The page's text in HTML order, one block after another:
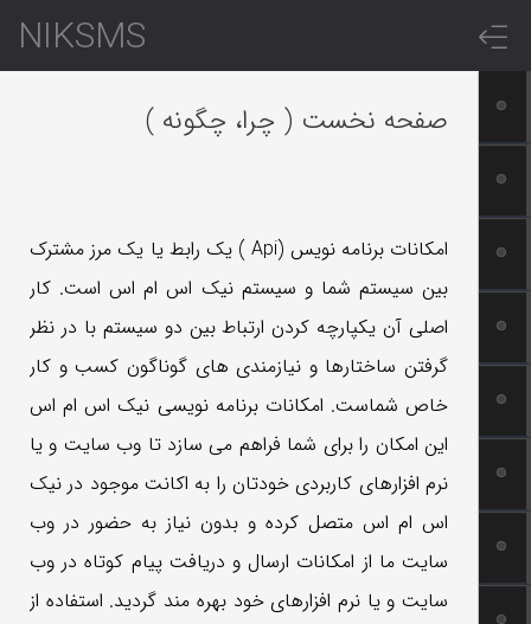
NIKSMS
صفحه نخست ( چرا، چگونه )
امکانات برنامه نویس (Api ) یک رابط یا یک مرز مشترک
بین سیستم شما و سیستم نیک اس ام اس است. کار
اصلی آن یکپارچه کردن ارتباط بین دو سیستم با در نظر
گرفتن ساختارها و نیازمندی های گوناگون کسب و کار
خاص شماست. امکانات برنامه نویسی نیک اس ام اس
این امکان را برای شما فراهم می سازد تا وب سایت و یا
نرم افزارهای کاربردی خودتان را به اکانت موجود در نیک
اس ام اس متصل کرده و بدون نیاز به حضور در وب
سایت ما از امکانات ارسال و دریافت پیام کوتاه در وب
سایت و یا نرم افزارهای خود بهره مند گردید. استفاده از